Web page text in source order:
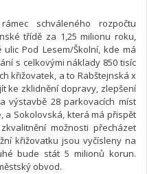
schváleného rozpočtu
třídě za 1,25 milionu roku,
Pod Lesem/Školní, kde má
s celkovými náklady 850 tisíc
křižovatek, a to Rabštejnská x
ke zklidnění dopravy, zlepšení
výstavbě 28 parkovacích míst
a Sokolovská, která má přispět
možnosti přecházet
křižovatku jsou vyčísleny na
bude stát 5 milionů korun.
obvod.